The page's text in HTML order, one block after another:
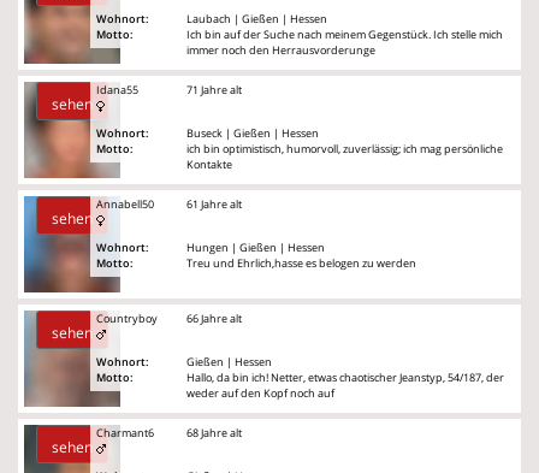
Wohnort:
Motto:
Laubach | Gießen | Hessen
Ich bin auf der Suche nach meinem Gegenstück. Ich stelle mich
immer noch den Herrausvorderunge
sehen
Idana55
Wohnort:
Motto:
71 Jahre alt
Buseck | Gießen | Hessen
ich bin optimistisch, humorvoll, zuverlässig; ich mag persönliche
Kontakte
sehen
Annabell50
Wohnort:
Motto:
61 Jahre alt
Hungen | Gießen | Hessen
Treu und Ehrlich,hasse es belogen zu werden
sehen
Countryboy
Wohnort:
Motto:
66 Jahre alt
Gießen | Hessen
Hallo, da bin ich! Netter, etwas chaotischer Jeanstyp, 54/187, der
weder auf den Kopf noch auf
sehen
Charmant6 68 Jahre alt